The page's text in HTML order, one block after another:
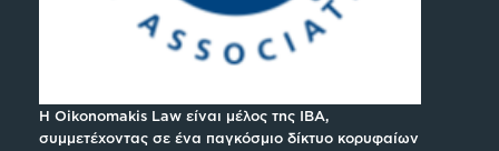
H Oikonomakis Law είναι μέλος της IBA,
συμμετέχοντας σε ένα παγκόσμιο δίκτυο κορυφαίων